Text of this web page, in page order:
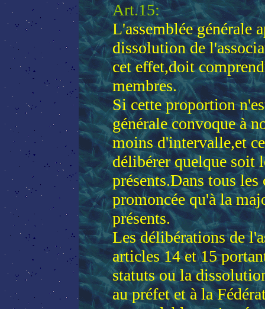
Art.15:
L'assemblée générale
dissolution de
cet effet,doit
membres.
Si cette proportion
générale convoque à
moins d'intervalle,et
délibérer quelque soit
présents.Dans tous
promoncée qu'à la
présents.
Les délibérations de
articles 14 et 15
statuts ou la
au préfet et à la